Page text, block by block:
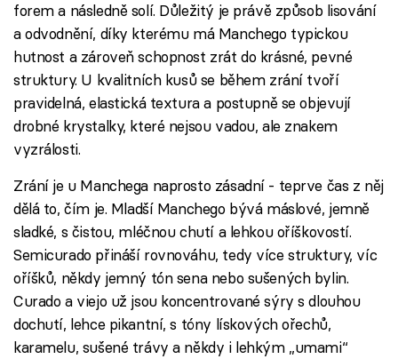
forem a následně solí. Důležitý je právě způsob lisování
a odvodnění, díky kterému má Manchego typickou
hutnost a zároveň schopnost zrát do krásné, pevné
struktury. U kvalitních kusů se během zrání tvoří
pravidelná, elastická textura a postupně se objevují
drobné krystalky, které nejsou vadou, ale znakem
vyzrálosti.
Zrání je u Manchega naprosto zásadní - teprve čas z něj
dělá to, čím je. Mladší Manchego bývá máslové, jemně
sladké, s čistou, mléčnou chutí a lehkou oříškovostí.
Semicurado přináší rovnováhu, tedy více struktury, víc
oříšků, někdy jemný tón sena nebo sušených bylin.
Curado a viejo už jsou koncentrované sýry s dlouhou
dochutí, lehce pikantní, s tóny lískových ořechů,
karamelu, sušené trávy a někdy i lehkým „umami“